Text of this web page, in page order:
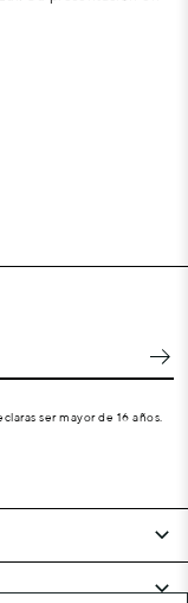
ser mayor de 16 años.